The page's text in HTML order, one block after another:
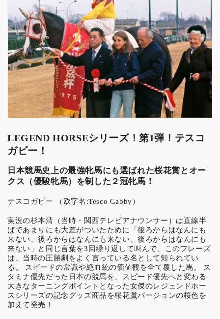
の
テ
ス
コ
ガ
ビ
ー！
Tesco
Gabby
PULL
OVER
2023
WHITE
PURPLE
の
量
を
減
ら
す
の
テ
ス
コ
ガ
ビ
ー！
Tesco
Gabby
PULL
OVER
2023
PURPLE
の
量
を
増
や
す
LEGEND HORSEシリーズ！第1弾！ テスコ
ガビー！
日本競馬史上の最強牝馬にも選ばれた桜花賞とオー
クス（優駿牝馬）を制した２冠牝馬！
テスコガビー （欧字名:Tesco Gabby）
実況の杉本清（当時・関西テレビアナウンサー）は直線半
ばであまりにも大差がついたために「後ろからはなんにも
来ない、後ろからはなんにも来ない、後ろからはなんにも
来ない」と同じ言葉を3回繰り返して叫んで、このフレーズ
は、当時の圧勝劇をよく言っている名として知られてい
る。 スピードの常識や絶血統の価値観を全て覆した馬。 ス
タミナ優先だった日本の競馬を、スピード優先へと変わる
大きなターニングポイントとなった女傑のレジェンドホー
スシリーズの記念グッズ商品を桜花賞バージョンの桜色を
加えて発売！